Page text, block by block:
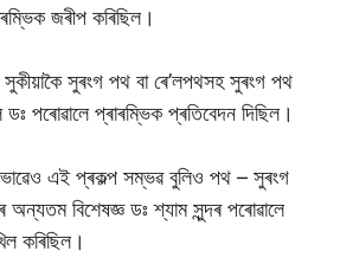
জৰীপ কৰিছিল।
সুৰংগ পথ বা ৰে’লপথসহ সুৰংগ পথ
ডঃ পৰোৱালে প্ৰাৰম্ভিক প্ৰতিবেদন দিছিল।
ভাৱেও এই প্ৰকল্প সম্ভৱ বুলিও পথ – সুৰংগ
অন্যতম বিশেষজ্ঞ ডঃ শ্যাম সুন্দৰ পৰোৱালে
কৰিছিল।